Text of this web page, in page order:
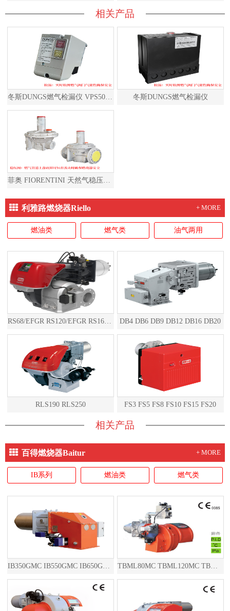
相关产品
冬斯DUNGS燃气检漏仪
利雅路燃烧器Riello + MORE
燃油类 燃气类 油气两用
DB4 DB6 DB9 DB12 DB16 DB20
RLS190 RLS250 FS3 FS5 FS8 FS10 FS15 FS20
相关产品
百得燃烧器Baitur + MORE
IB系列 燃油类 燃气类